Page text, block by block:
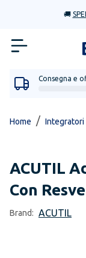
🚚
Consegna e
Home / Integratori
ACUTIL
Con
Brand: ACUTIL